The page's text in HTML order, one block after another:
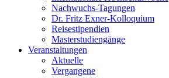
Nachwuchs-Tagungen
Dr. Fritz Exner-Kolloquium
Reisestipendien
Masterstudiengänge
Veranstaltungen
Aktuelle
Vergangene